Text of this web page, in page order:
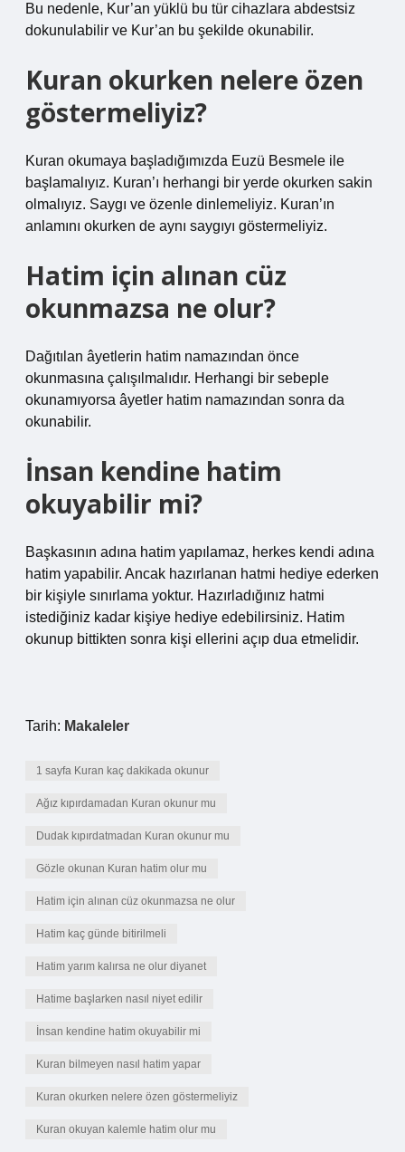
Bu nedenle, Kur’an yüklü bu tür cihazlara abdestsiz
dokunulabilir ve Kur’an bu şekilde okunabilir.
Kuran okurken nelere özen
göstermeliyiz?
Kuran okumaya başladığımızda Euzü Besmele ile
başlamalıyız. Kuran’ı herhangi bir yerde okurken sakin
olmalıyız. Saygı ve özenle dinlemeliyiz. Kuran’ın
anlamını okurken de aynı saygıyı göstermeliyiz.
Hatim için alınan cüz
okunmazsa ne olur?
Dağıtılan âyetlerin hatim namazından önce
okunmasına çalışılmalıdır. Herhangi bir sebeple
okunamıyorsa âyetler hatim namazından sonra da
okunabilir.
İnsan kendine hatim
okuyabilir mi?
Başkasının adına hatim yapılamaz, herkes kendi adına
hatim yapabilir. Ancak hazırlanan hatmi hediye ederken
bir kişiyle sınırlama yoktur. Hazırladığınız hatmi
istediğiniz kadar kişiye hediye edebilirsiniz. Hatim
okunup bittikten sonra kişi ellerini açıp dua etmelidir.
Tarih: Makaleler
1 sayfa Kuran kaç dakikada okunur
Ağız kıpırdamadan Kuran okunur mu
Dudak kıpırdatmadan Kuran okunur mu
Gözle okunan Kuran hatim olur mu
Hatim için alınan cüz okunmazsa ne olur
Hatim kaç günde bitirilmeli
Hatim yarım kalırsa ne olur diyanet
Hatime başlarken nasıl niyet edilir
İnsan kendine hatim okuyabilir mi
Kuran bilmeyen nasıl hatim yapar
Kuran okurken nelere özen göstermeliyiz
Kuran okuyan kalemle hatim olur mu